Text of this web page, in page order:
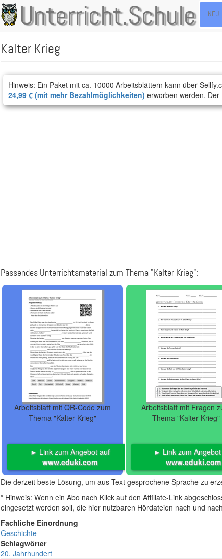
Unterricht.Schule
Main
navigation
Kalter Krieg
Hinweis: Ein Paket mit ca. 10000 Arbeitsblättern kann über
24,99 € (mit mehr Bezahlmöglichkeiten) erworben werden.
Passendes Unterrichtsmaterial zum Thema "Kalter Krieg":
Arbeitsblatt mit QR-Code zum
Thema "Kalter Krieg"
► Link zum Angebot auf
www.eduki.com
Arbeitsblatt mit Fragen
Thema "Kalter Krieg"
► Link zum
www.eduki.com
Die derzeit beste Lösung, um aus Text gesprochene Sprache zu
* Hinweis: Wenn ein Abo nach Klick auf den Affiliate-Link
eingesetzt werden soll, die hier nutzbaren Hördateien nach und
Fachliche Einordnung
Geschichte
Schlagwörter
20. Jahrhundert